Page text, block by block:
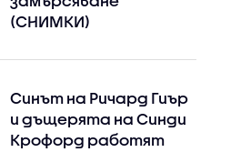
(СНИМКИ)
Синът на Ричард Гиър
и дъщерята на Синди
Крофорд работят